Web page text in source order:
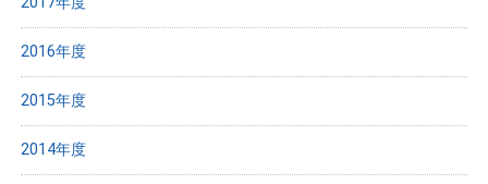
2016年度
2015年度
2014年度